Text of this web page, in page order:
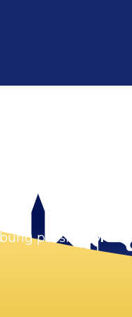
passiert.